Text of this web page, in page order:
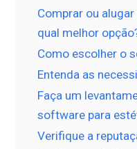
Comprar ou
qual melhor
Como escolher o
Entenda as
Faça um
software para
Verifique a